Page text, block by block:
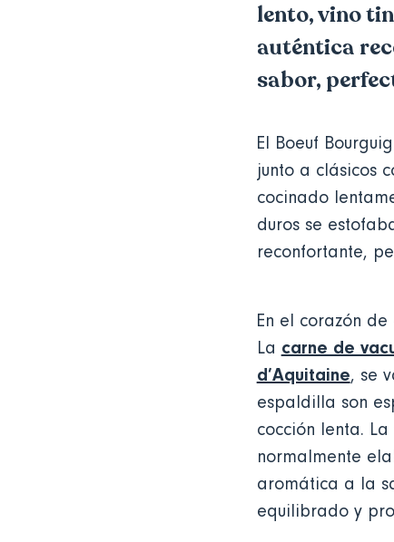
lento, vino
auténtica
sabor,
El Boeuf
junto a clásicos
cocinado
duros se
reconfortante,
En el corazón
La carne de
d’Aquitaine, se
espaldilla son
cocción lenta.
normalmente
aromática a la
equilibrado y